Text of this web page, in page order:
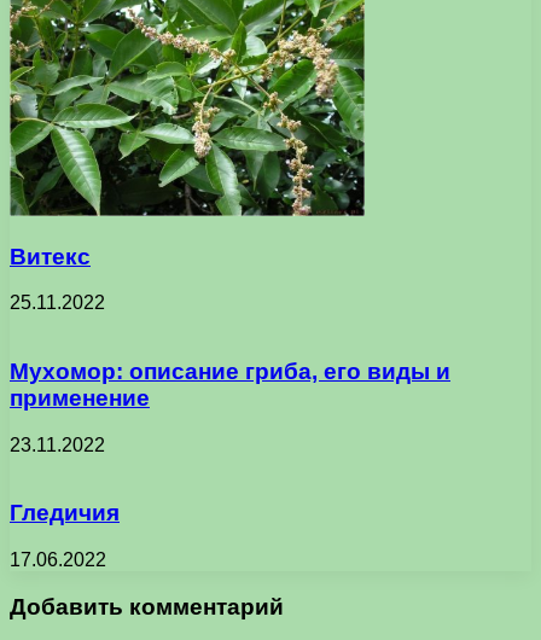
Витекс
25.11.2022
Мухомор: описание гриба, его виды и
применение
23.11.2022
Гледичия
17.06.2022
Добавить комментарий